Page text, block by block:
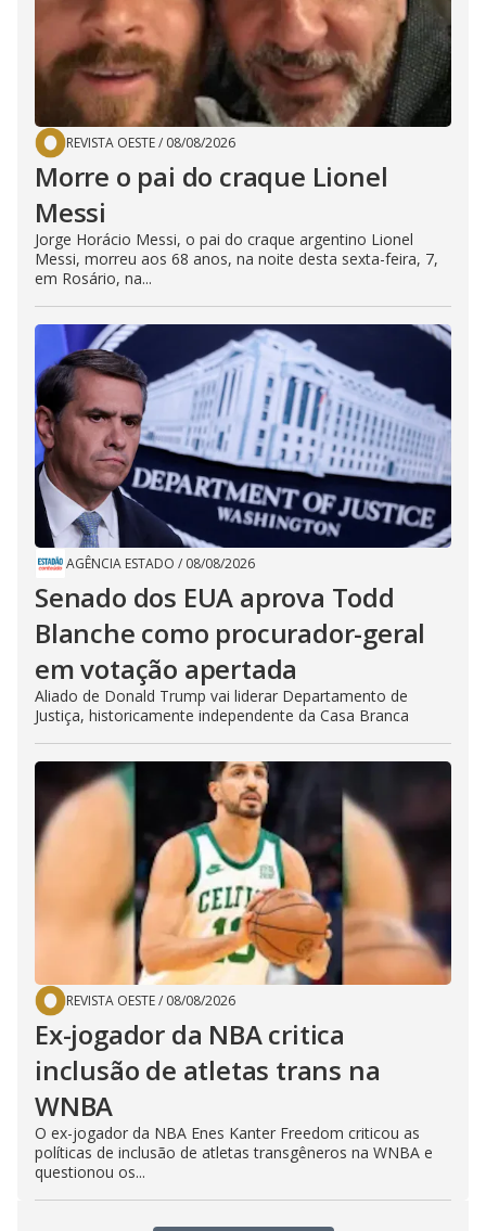
REVISTA OESTE/ 08/08/2026
Morre o pai do craque Lionel
Messi
Jorge Horácio Messi, o pai do craque argentino Lionel
Messi, morreu aos 68 anos, na noite desta sexta-feira, 7,
em Rosário, na...
AGÊNCIA ESTADO / 08/08/2026
Senado dos EUA aprova Todd
Blanche como procurador-geral
em votação apertada
Aliado de Donald Trump vai liderar Departamento de
Justiça, historicamente independente da Casa Branca
REVISTA OESTE/ 08/08/2026
Ex-jogador da NBA critica
inclusão de atletas trans na
WNBA
O ex-jogador da NBA Enes Kanter Freedom criticou as
políticas de inclusão de atletas transgêneros na WNBA e
questionou os...